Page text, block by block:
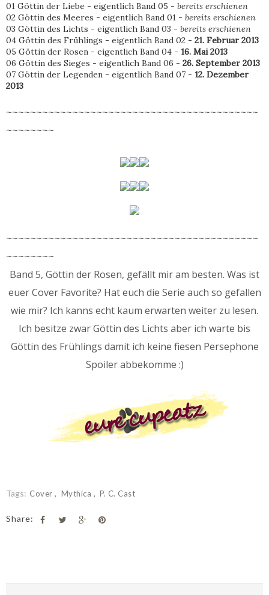
01 Göttin der Liebe - eigentlich Band 05 - bereits erschienen
02 Göttin des Meeres - eigentlich Band 01 - bereits erschienen
03 Göttin des Lichts - eigentlich Band 03 - bereits erschienen
04 Göttin des Frühlings - eigentlich Band 02 - 21. Februar 2013
05 Göttin der Rosen - eigentlich Band 04 - 16. Mai 2013
06 Göttin des Sieges - eigentlich Band 06 - 26. September 2013
07 Göttin der Legenden - eigentlich Band 07 - 12. Dezember
2013
~~~~~~~~~~~~~~~~~~~~~~~~~~~~~~~~~~~~~~~~~~
~~~~~~~~
~~~~~~~~~~~~~~~~~~~~~~~~~~~~~~~~~~~~~~~~~~
~~~~~~~~
Band 5, Göttin der Rosen, gefällt mir am besten. Was ist
euer Cover Favorite? Hat euch die Serie auch so gefallen
wie mir? Ich kanns echt kaum erwarten weiter zu lesen.
Ich besitze zwar Göttin des Lichts aber ich warte bis
Göttin des Frühlings damit ich keine fiesen Persephone
Spoiler abbekomme :)
Tags: Cover Mythica P. C. Cast
Share: